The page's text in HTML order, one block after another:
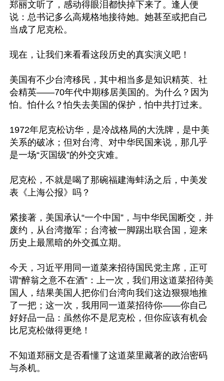
郑丽文听了，感动得眼泪都快掉下来了。逢人便
说：总书记多么高规格地接待她。她甚至或把自己
当成了尼克松。
现在，让我们来看看这段历史的真实演义吧！
美国有不少台湾移民，其中相当多是知识精英、社
会精英——70年代中期移居美国的。为什么？因为
怕。怕什么？怕失去美国的保护，怕中共打过来。
1972年尼克松访华，是冷战格局的大洗牌，是中美
关系的破冰；但对台湾、对中华民国来说，那几乎
是一场“灭国级”的外交灾难。
尼克松，不就是喝了那碗福建海蚌汤之后，中美发
表《上海公报》吗？
紧接著，美国承认“一个中国”，与中华民国断交，并
废约，从台湾撤军；台湾被一脚踢出联合国，迎来
历史上最黑暗的外交孤立期。
今天，习近平用同一道菜来招待国民党主席，正可
谓“醉翁之意不在酒”：上一次，我们用这道菜招待美
国人，结果美国人把你们台湾向我们这边狠狠地推
了一把；这一次，我用同一道菜招待你——你自己
好好品一品：虽然你不是尼克松，但你应该有机会
比尼克松做得更绝！
不知道郑丽文是否看懂了这道菜里藏著的政治密码
与杀机。